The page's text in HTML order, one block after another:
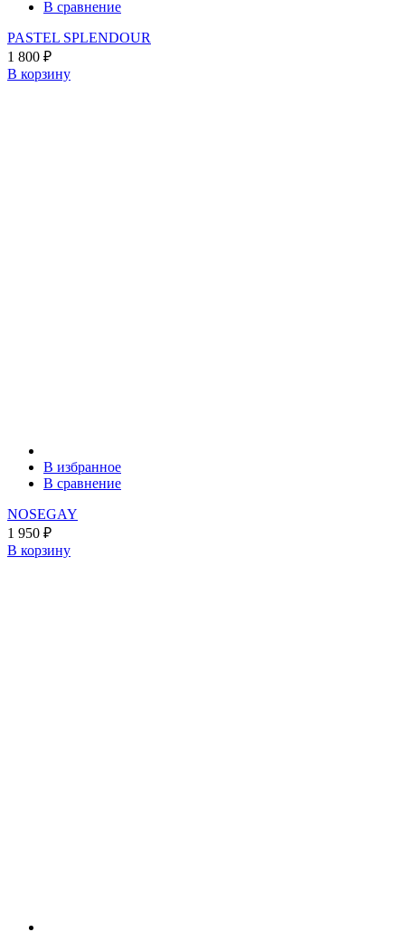
В сравнение
PASTEL SPLENDOUR
1 800 ₽
В корзину
В избранное
В сравнение
NOSEGAY
1 950 ₽
В корзину